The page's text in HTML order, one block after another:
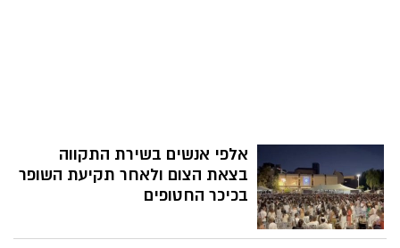
אלפי אנשים בשירת התקווה
בצאת הצום ולאחר תקיעת השופר
בכיכר החטופים